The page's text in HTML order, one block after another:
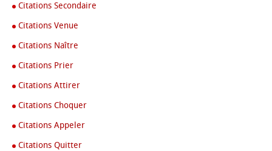
Citations Secondaire
Citations Venue
Citations Naître
Citations Prier
Citations Attirer
Citations Choquer
Citations Appeler
Citations Quitter